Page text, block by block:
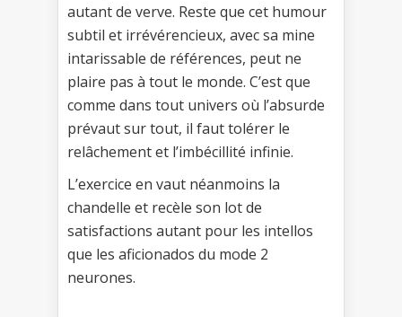
autant de verve. Reste que cet humour
subtil et irrévérencieux, avec sa mine
intarissable de références, peut ne
plaire pas à tout le monde. C’est que
comme dans tout univers où l’absurde
prévaut sur tout, il faut tolérer le
relâchement et l’imbécillité infinie.
L’exercice en vaut néanmoins la
chandelle et recèle son lot de
satisfactions autant pour les intellos
que les aficionados du mode 2
neurones.